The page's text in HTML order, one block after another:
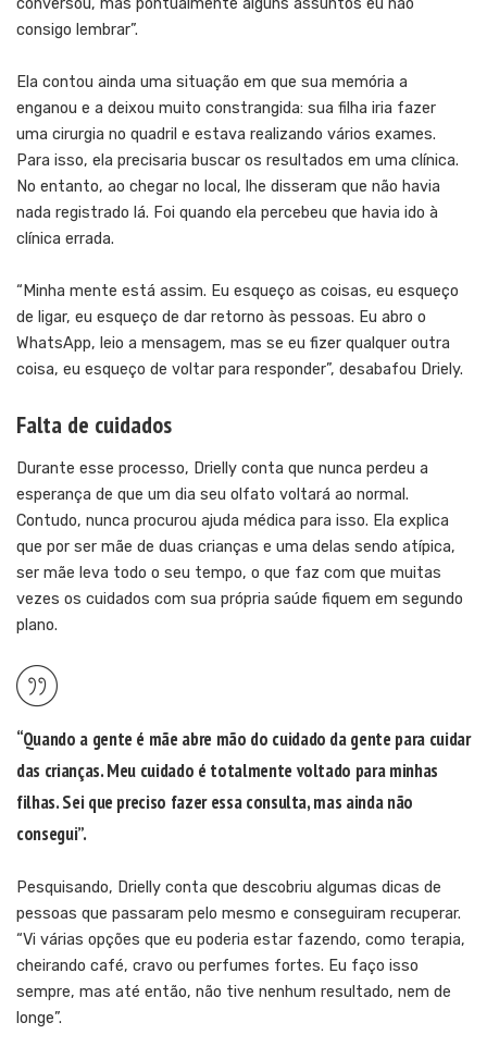
conversou, mas pontualmente alguns assuntos eu não
consigo lembrar”.
Ela contou ainda uma situação em que sua memória a
enganou e a deixou muito constrangida: sua filha iria fazer
uma cirurgia no quadril e estava realizando vários exames.
Para isso, ela precisaria buscar os resultados em uma clínica.
No entanto, ao chegar no local, lhe disseram que não havia
nada registrado lá. Foi quando ela percebeu que havia ido à
clínica errada.
“Minha mente está assim. Eu esqueço as coisas, eu esqueço
de ligar, eu esqueço de dar retorno às pessoas. Eu abro o
WhatsApp, leio a mensagem, mas se eu fizer qualquer outra
coisa, eu esqueço de voltar para responder”, desabafou Driely.
Falta de cuidados
Durante esse processo, Drielly conta que nunca perdeu a
esperança de que um dia seu olfato voltará ao normal.
Contudo, nunca procurou ajuda médica para isso. Ela explica
que por ser mãe de duas crianças e uma delas sendo atípica,
ser mãe leva todo o seu tempo, o que faz com que muitas
vezes os cuidados com sua própria saúde fiquem em segundo
plano.
“Quando a gente é mãe abre mão do cuidado da gente para cuidar
das crianças. Meu cuidado é totalmente voltado para minhas
filhas. Sei que preciso fazer essa consulta, mas ainda não
consegui”.
Pesquisando, Drielly conta que descobriu algumas dicas de
pessoas que passaram pelo mesmo e conseguiram recuperar.
“Vi várias opções que eu poderia estar fazendo, como terapia,
cheirando café, cravo ou perfumes fortes. Eu faço isso
sempre, mas até então, não tive nenhum resultado, nem de
longe”.